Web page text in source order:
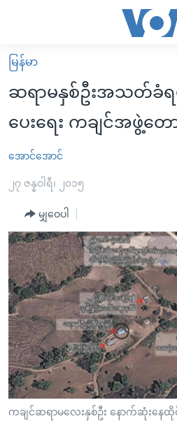
လွယ်ကူ
စေ
များ
ပင်မ
ကျော်
ကြည့်
ရန်
ပင်မ
အ
ညွန်း
စာမျက်နှာ
သို့
ကျော်
ကြည့်
မူလစာမျက်နှာ
မြန်မာ
ကမ္ဘာ့သတင်းများ
နိုင်ငံတကာ
အမေရိကန်
အစ္စရေး-ပါလက်စတိုင်း
ဗွီဒီယို
သတင်းလွတ်လပ်ခွင့်
အင်္ဂလိပ်စာလေ့လာမယ်
အမေရိကန်သုံးအီဒီယံ
မကြေးမုံရဲ့ အင်္ဂလိပ်စာ
ရုပ်ရှင်ထဲက အင်္ဂလိပ်စာ
သုတပဒေသာ အင်္ဂလိပ်စာ
အပတ်စဉ်ကဏ္ဍများ
ရေဒီယို
တီဗွီ
ရေဒီယိုနှင့်ရုပ်သံ အချက်အလက်မျာ
ရေဒီယို/တီဗွီအစီအစဉ်
Learning English
ဗွီအိုအေ လူမှုကွန်ယက်များ
မြန်မာ
ဆရာမနှစ်ဦးအသတ်ခံရ
ပေးရေး ကချင်အဖွဲ့တေ
အောင်အောင်
၂၇ ဇန္နဝါရီ၊ ၂၀၁၅
မျှဝေပါ
ကချင်ဆရာမလေးနှစ်ဦး နောက်ဆုံးနေထို